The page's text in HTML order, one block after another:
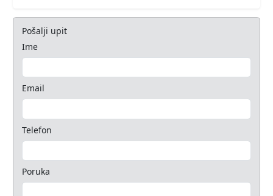
Pošalji upit
Ime
Email
Telefon
Poruka